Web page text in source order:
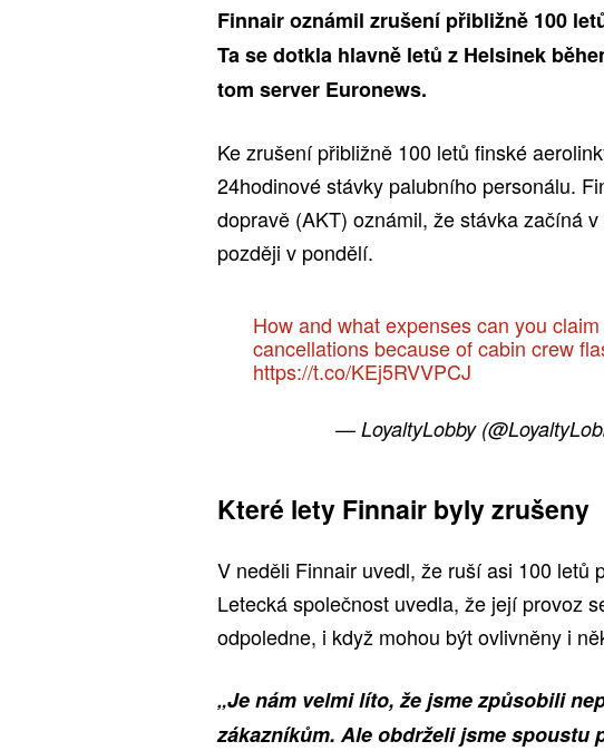
Finnair oznámil zrušení přibližně 100
Ta se dotkla hlavně letů z Helsinek
tom server Euronews.
Ke zrušení přibližně 100 letů finské
24hodinové stávky palubního personálu.
dopravě (AKT) oznámil, že stávka začíná
později v pondělí.
How and what expenses can you
cancellations because of cabin crew
https://t.co/KEj5RVVPCJ
— LoyaltyLobby
Které lety Finnair byly zrušeny
V neděli Finnair uvedl, že ruší asi 100 letů
Letecká společnost uvedla, že její provoz
odpoledne, i když mohou být ovlivněny i
„Je nám velmi líto, že jsme způsobili
zákazníkům. Ale obdrželi jsme spoustu